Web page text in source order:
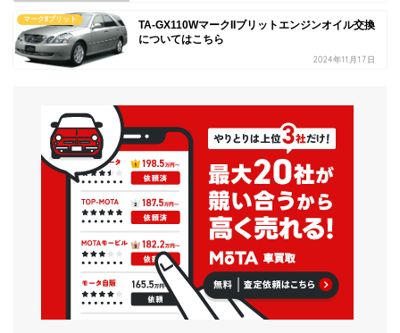
マークIIブリット
TA-GX110WマークIIブリットエンジンオイル交換
についてはこちら
2024年11月17日